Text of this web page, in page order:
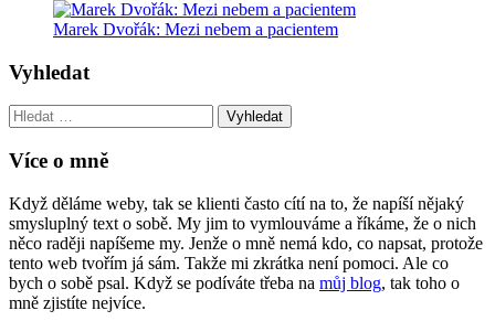
Marek Dvořák: Mezi nebem a pacientem
Vyhledat
Vyhledat:
Více o mně
Když děláme weby, tak se klienti často cítí na to, že napíší nějaký
smysluplný text o sobě. My jim to vymlouváme a říkáme, že o nich
něco raději napíšeme my. Jenže o mně nemá kdo, co napsat, protože
tento web tvořím já sám. Takže mi zkrátka není pomoci. Ale co
bych o sobě psal. Když se podíváte třeba na můj blog, tak toho o
mně zjistíte nejvíce.